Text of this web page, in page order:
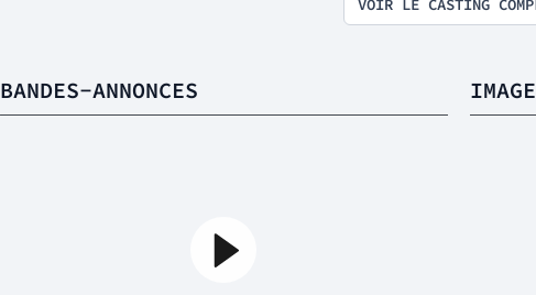
VOIR LE CASTING
BANDES-ANNONCES